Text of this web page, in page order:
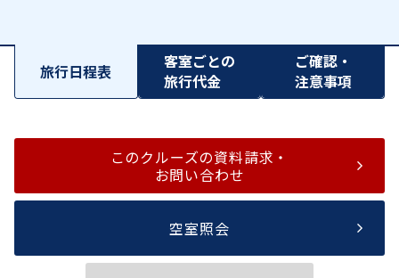
旅行日程表
客室ごとの
旅行代金
ご確認・
注意事項
このクルーズの資料請求・
お問い合わせ
空室照会